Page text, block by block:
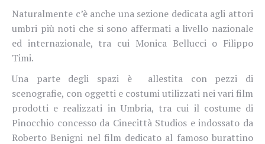
Naturalmente c’è anche una sezione dedicata agli attori
umbri più noti che si sono affermati a livello nazionale
ed internazionale, tra cui Monica Bellucci o Filippo
Timi.
Una parte degli spazi è allestita con pezzi di
scenografie, con oggetti e costumi utilizzati nei vari film
prodotti e realizzati in Umbria, tra cui il costume di
Pinocchio concesso da Cinecittà Studios e indossato da
Roberto Benigni nel film dedicato al famoso burattino